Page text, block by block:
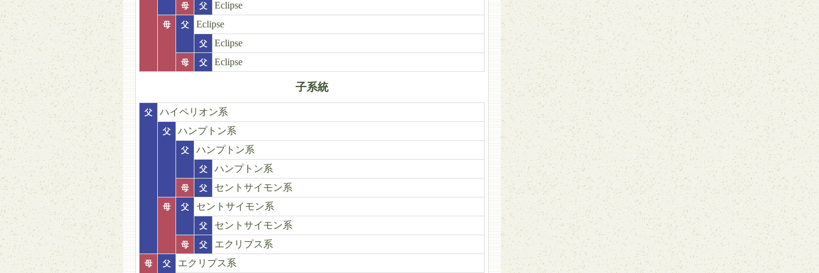
母 父 Eclipse
母 父 Eclipse
父 Eclipse
母 父 Eclipse
子系統
父 ハイペリオン系
父 ハンプトン系
父 ハンプトン系
父 ハンプトン系
母 父 セントサイモン系
母 父 セントサイモン系
父 セントサイモン系
母 父 エクリプス系
母 父 エクリプス系